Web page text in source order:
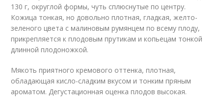
130 г, округлой формы, чуть сплюснутые по центру.
Кожица тонкая, но довольно плотная, гладкая, желто-
зеленого цвета с малиновым румянцем по всему плоду,
прикрепляется к плодовым прутикам и копьецам тонкой
длинной плодоножкой.
Мякоть приятного кремового оттенка, плотная,
обладающая кисло-сладким вкусом и тонким пряным
ароматом. Дегустационная оценка плодов высокая.